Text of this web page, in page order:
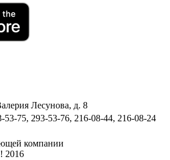
Лесунова, д. 8
53-75, 293-53-76, 216-08-44, 216-08-24
компании
2016